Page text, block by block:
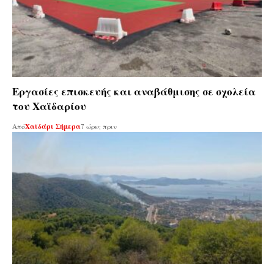
Εργασίες επισκευής και αναβάθμισης σε σχολεία
του Χαϊδαρίου
ΑπόΧαϊδάρι Σήμερα7 ώρες πριν